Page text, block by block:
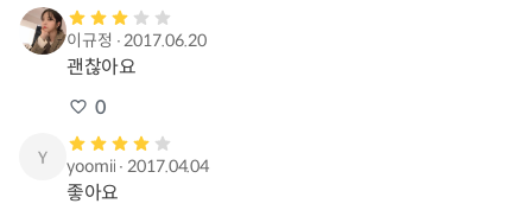
이규정 ∙2017.06.20
괜찮아요
0
yoomii ∙2017.04.04
좋아요